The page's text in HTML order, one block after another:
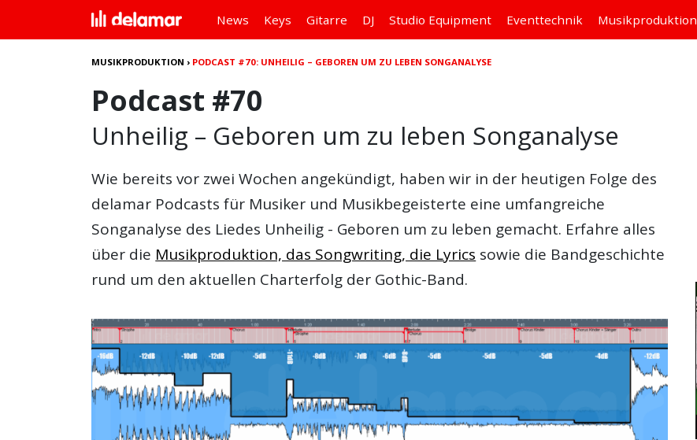
News Keys Gitarre DJ Studio Equipment Eventtechnik Musikproduktion
MUSIKPRODUKTION › PODCAST #70: UNHEILIG – GEBOREN UM ZU LEBEN SONGANALYSE
Podcast #70
Unheilig – Geboren um zu leben Songanalyse
Wie bereits vor zwei Wochen angekündigt, haben wir in der heutigen Folge des
delamar Podcasts für Musiker und Musikbegeisterte eine umfangreiche
Songanalyse des Liedes Unheilig - Geboren um zu leben gemacht. Erfahre alles
über die Musikproduktion, das Songwriting, die Lyrics sowie die Bandgeschichte
rund um den aktuellen Charterfolg der Gothic-Band.